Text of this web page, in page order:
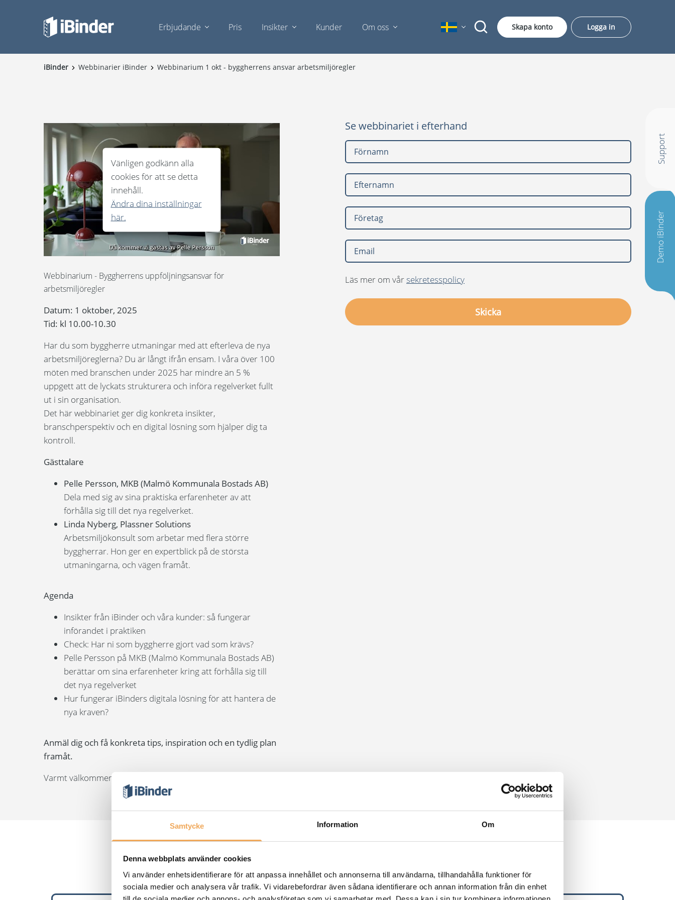
Samtycke Information Om
Denna webbplats använder cookies
Vi använder enhetsidentifierare för att anpassa innehållet och annonserna till användarna, tillhandahålla funktioner för
sociala medier och analysera vår trafik. Vi vidarebefordrar även sådana identifierare och annan information från din enhet
Erbjudande Pris Insikter Kunder Om oss Skapa konto Logga in
iBinder Webbinarier iBinder Webbinarium 1 okt - byggherrens ansvar arbetsmiljöregler
Vänligen godkänn alla
cookies för att se detta
innehåll.
Ändra dina inställningar
här.
Webbinarium - Byggherrens uppföljningsansvar för
arbetsmiljöregler
Datum: 1 oktober, 2025
Tid: kl 10.00-10.30
Har du som byggherre utmaningar med att efterleva de nya
arbetsmiljöreglerna? Du är långt ifrån ensam. I våra över 100
möten med branschen under 2025 har mindre än 5 %
uppgett att de lyckats strukturera och införa regelverket fullt
ut i sin organisation.
Det här webbinariet ger dig konkreta insikter,
branschperspektiv och en digital lösning som hjälper dig ta
kontroll.
Gästtalare
Pelle Persson, MKB (Malmö Kommunala Bostads AB)
Dela med sig av sina praktiska erfarenheter av att
förhålla sig till det nya regelverket.
Linda Nyberg, Plassner Solutions
Arbetsmiljökonsult som arbetar med flera större
byggherrar. Hon ger en expertblick på de största
utmaningarna, och vägen framåt.
Agenda
Insikter från iBinder och våra kunder: så fungerar
införandet i praktiken
Check: Har ni som byggherre gjort vad som krävs?
Pelle Persson på MKB (Malmö Kommunala Bostads AB)
berättar om sina erfarenheter kring att förhålla sig till
det nya regelverket
Hur fungerar iBinders digitala lösning för att hantera de
nya kraven?
Anmäl dig och få konkreta tips, inspiration och en tydlig plan
framåt.
Varmt välkommen!
Se webbinariet i efterhand
Läs mer om vårsekretesspolicy
Frågor och svar från webbinariet
Support
Demo iBinder